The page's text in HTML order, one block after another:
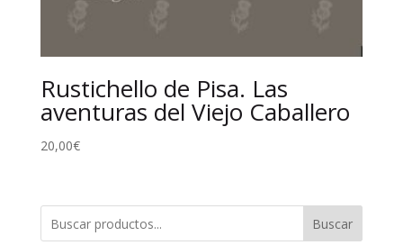
Rustichello de Pisa. Las
aventuras del Viejo Caballero
20,00€
Buscar